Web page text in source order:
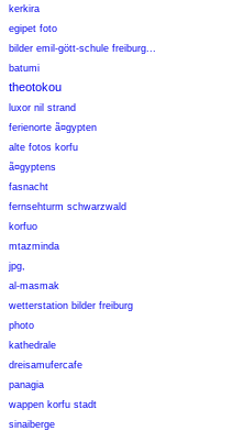
kerkira
egipet foto
bilder emil-gött-schule freiburg...
batumi
theotokou
luxor nil strand
ferienorte ã¤gypten
alte fotos korfu
ã¤gyptens
fasnacht
fernsehturm schwarzwald
korfuo
mtazminda
jpg,
al-masmak
wetterstation bilder freiburg
photo
kathedrale
dreisamufercafe
panagia
wappen korfu stadt
sinaiberge